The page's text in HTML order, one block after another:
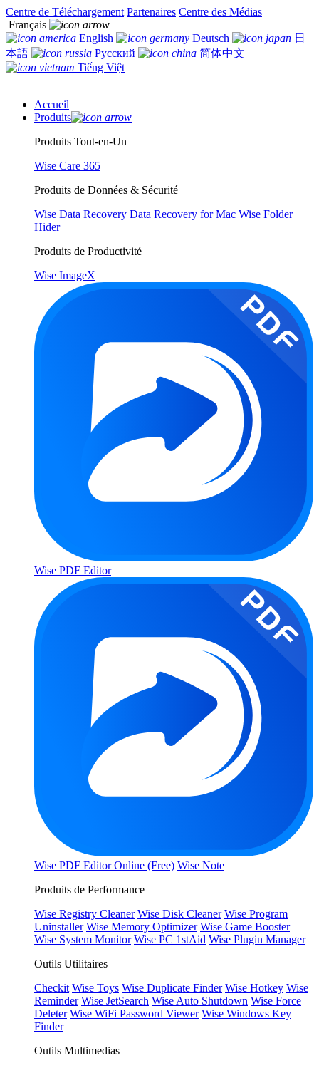
Centre de Téléchargement Partenaires Centre des Médias
Français
English
Deutsch
日
本語
Русский
简体中文
Tiếng Việt
Accueil
Produits
Produits Tout-en-Un
Wise Care 365
Produits de Données & Sécurité
Wise Data Recovery Data Recovery for Mac Wise Folder
Hider
Produits de Productivité
Wise ImageX
Wise PDF Editor
Wise PDF Editor Online (Free) Wise Note
Produits de Performance
Wise Registry Cleaner Wise Disk Cleaner Wise Program
Uninstaller Wise Memory Optimizer Wise Game Booster
Wise System Monitor Wise PC 1stAid Wise Plugin Manager
Outils Utilitaires
Checkit Wise Toys Wise Duplicate Finder Wise Hotkey Wise
Reminder Wise JetSearch Wise Auto Shutdown Wise Force
Deleter Wise WiFi Password Viewer Wise Windows Key
Finder
Outils Multimedias